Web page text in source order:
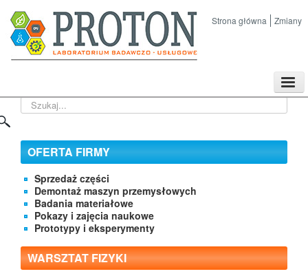
Strona główna Zmiany
Kontakt
Szukaj...
OFERTA FIRMY
Sprzedaż części
Demontaż maszyn przemysłowych
Badania materiałowe
Pokazy i zajęcia naukowe
Prototypy i eksperymenty
WARSZTAT FIZYKI